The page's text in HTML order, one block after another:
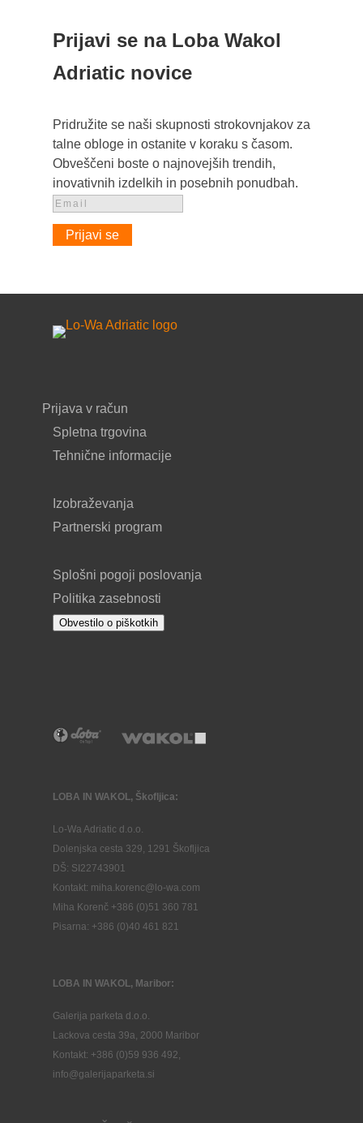
Prijavi se na Loba Wakol
Adriatic novice
Pridružite se naši skupnosti strokovnjakov za
talne obloge in ostanite v koraku s časom.
Obveščeni boste o najnovejših trendih,
inovativnih izdelkih in posebnih ponudbah.
Prijavi se
Prijava v račun
Spletna trgovina
Tehnične informacije
Izobraževanja
Partnerski program
Splošni pogoji poslovanja
Politika zasebnosti
Obvestilo o piškotkih
LOBA IN WAKOL, Škofljica:
Lo-Wa Adriatic d.o.o.
Dolenjska cesta 329, 1291 Škofljica
DŠ: SI22743901
Kontakt: miha.korenc@lo-wa.com
Miha Korenč +386 (0)51 360 781
Pisarna: +386 (0)40 461 821
LOBA IN WAKOL, Maribor:
Galerija parketa d.o.o.
Lackova cesta 39a, 2000 Maribor
Kontakt: +386 (0)59 936 492,
info@galerijaparketa.si